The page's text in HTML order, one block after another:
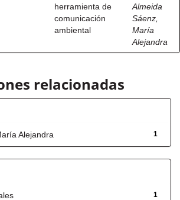
herramienta de
comunicación
ambiental
Almeida
Sáenz,
María
Alejandra
relacionadas
1
Alejandra
1